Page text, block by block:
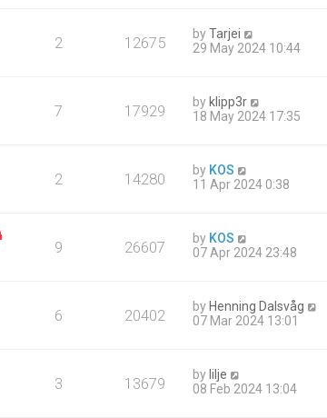
2 12675 byTarjei
29 May 2024 10:44
7 17929 by klipp3r
18 May 2024 17:35
2 14280 by KOS
11 Apr 2024 0:38
9 26607 by KOS
07 Apr 2024 23:48
6 20402 by Henning Dalsvåg
07 Mar 2024 13:01
3 13679 by lilje
08 Feb 2024 13:04